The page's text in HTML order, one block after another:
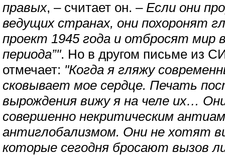
правых, – считает он. – Если они
ведущих странах, они похоронят
проект 1945 года и отбросят мир
периода”". Но в другом письме из
отмечает: "Когда я гляжу
сковывает мое сердце. Печать
вырождения вижу я на челе их…
совершенно некритическим
антиглобализмом. Они не хотят
которые сегодня бросают вызов